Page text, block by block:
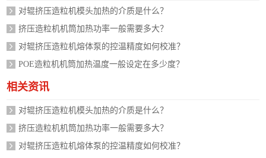
对辊挤压造粒机模头加热的介质是什么？
挤压造粒机机筒加热功率一般需要多大？
对辊挤压造粒机熔体泵的控温精度如何校准？
POE造粒机机筒加热温度一般设定在多少度？
相关资讯
对辊挤压造粒机模头加热的介质是什么？
挤压造粒机机筒加热功率一般需要多大？
对辊挤压造粒机熔体泵的控温精度如何校准？